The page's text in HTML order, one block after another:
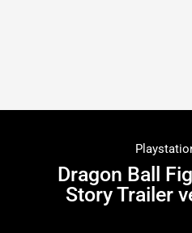
Dragon Ball
Story Trailer